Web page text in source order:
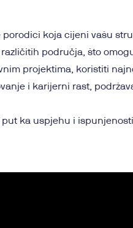
porodici koja cijeni vašu
područja, što
projektima, koristiti
i karijerni rast,
ka uspjehu i